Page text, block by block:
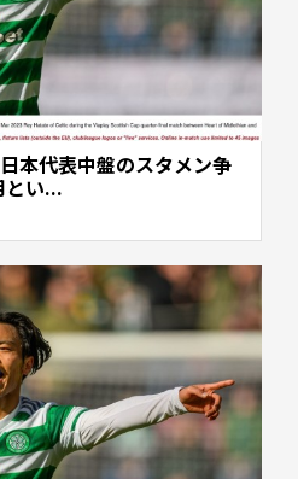
本代表中盤のスタメン争
とい...